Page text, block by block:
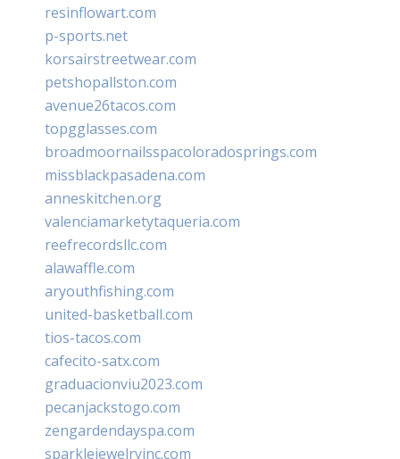
resinflowart.com
p-sports.net
korsairstreetwear.com
petshopallston.com
avenue26tacos.com
topgglasses.com
broadmoornailsspacoloradosprings.com
missblackpasadena.com
anneskitchen.org
valenciamarketytaqueria.com
reefrecordsllc.com
alawaffle.com
aryouthfishing.com
united-basketball.com
tios-tacos.com
cafecito-satx.com
graduacionviu2023.com
pecanjackstogo.com
zengardendayspa.com
sparklejewelryinc.com